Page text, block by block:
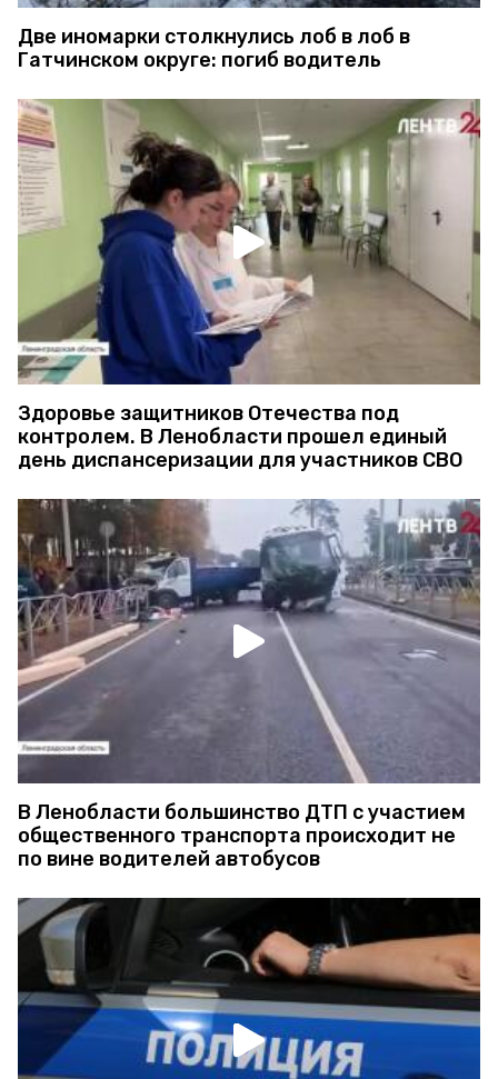
Две иномарки столкнулись лоб в лоб в
Гатчинском округе: погиб водитель
Здоровье защитников Отечества под
контролем. В Ленобласти прошел единый
день диспансеризации для участников СВО
В Ленобласти большинство ДТП с участием
общественного транспорта происходит не
по вине водителей автобусов